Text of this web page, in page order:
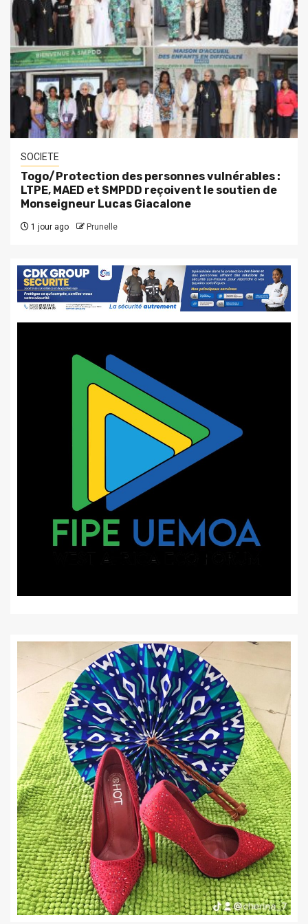
SOCIETE
Togo/Protection des personnes vulnérables :
LTPE, MAED et SMPDD reçoivent le soutien de
Monseigneur Lucas Giacalone
1 jour ago Prunelle